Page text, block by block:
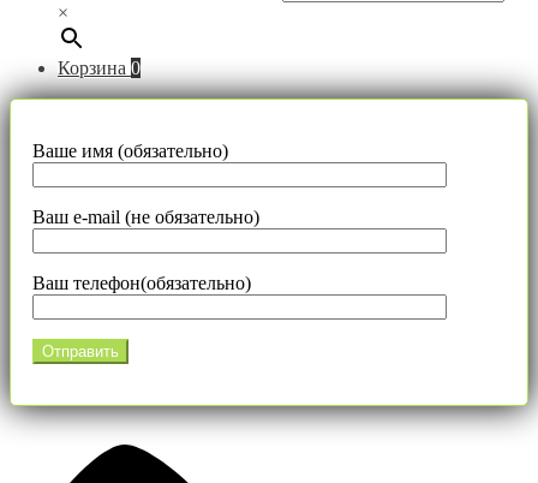
×
Корзина 0
Ваше имя (обязательно)
Ваш e-mail (не обязательно)
Ваш телефон(обязательно)